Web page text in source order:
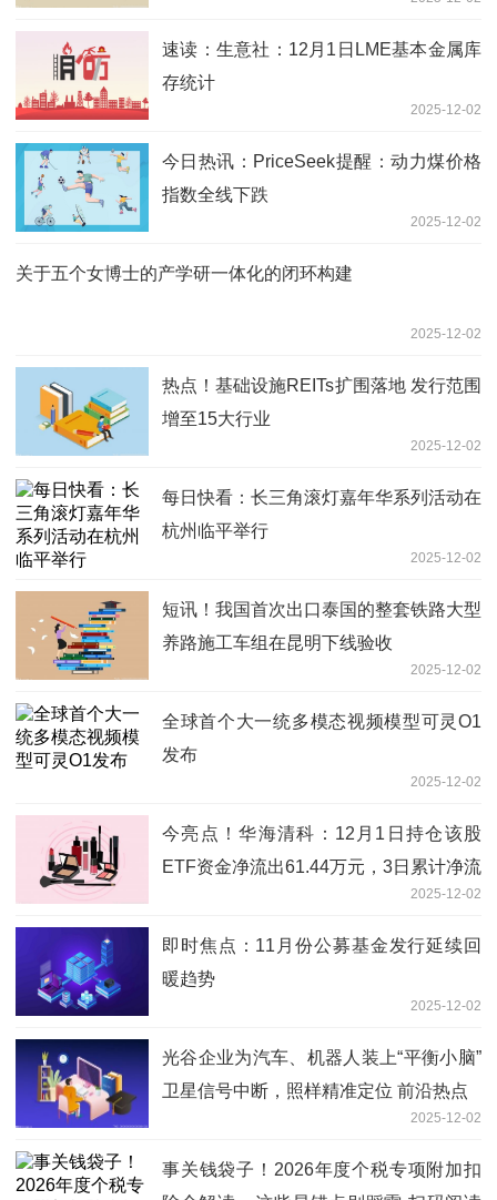
速读：生意社：12月1日LME基本金属库
存统计
2025-12-02
今日热讯：PriceSeek提醒：动力煤价格
指数全线下跌
2025-12-02
关于五个女博士的产学研一体化的闭环构建
2025-12-02
热点！基础设施REITs扩围落地 发行范围
增至15大行业
2025-12-02
每日快看：长三角滚灯嘉年华系列活动在
杭州临平举行
2025-12-02
短讯！我国首次出口泰国的整套铁路大型
养路施工车组在昆明下线验收
2025-12-02
全球首个大一统多模态视频模型可灵O1
发布
2025-12-02
今亮点！华海清科：12月1日持仓该股
ETF资金净流出61.44万元，3日累计净流
2025-12-02
即时焦点：11月份公募基金发行延续回
暖趋势
2025-12-02
光谷企业为汽车、机器人装上“平衡小脑”
卫星信号中断，照样精准定位 前沿热点
2025-12-02
事关钱袋子！2026年度个税专项附加扣